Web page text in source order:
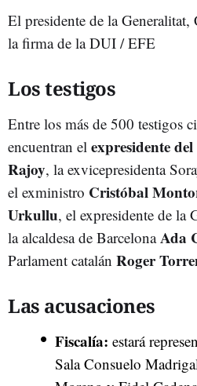
El presidente de la
la firma de la DUI / EFE
Los testigos
Entre los más de 500 testigos
encuentran el expresidente
Rajoy, la exvicepresidenta
el exministro Cristóbal
Urkullu, el expresidente de la
la alcaldesa de BarcelonaAda
Parlament catalán Roger
Las acusaciones
Fiscalía: estará
Sala Consuelo